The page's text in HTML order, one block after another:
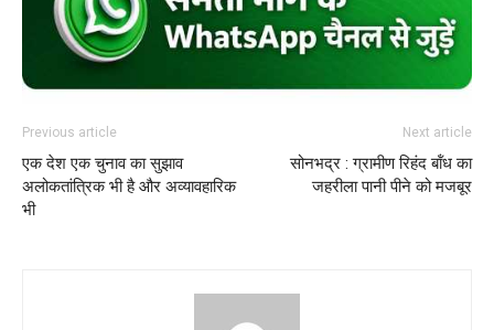
Previous article
एक देश एक चुनाव का सुझाव
अलोकतांत्रिक भी है और अव्यावहारिक
भी
Next article
सोनभद्र : ग्रामीण रिहंद बॉंध का
जहरीला पानी पीने को मजबूर